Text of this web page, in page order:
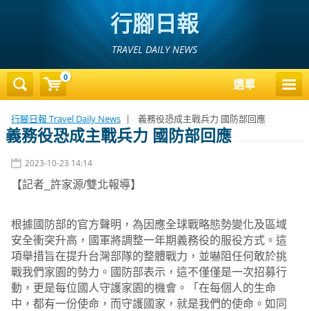
行腳日報
TRAVEL DAILY NEWS
選單
行腳日報 Travel Daily News | 義務役恐成主戰兵力 國防部回應
義務役恐成主戰兵力 國防部回應
2023-10-23 14:14
【記者_許家源/雙北報導】
根據國防部的官方聲明，為因應全球戰略態勢變化及區域
安全衝突升高，國軍將調整一年期義務役的服役方式。這
項舉措旨在提升台灣部隊的整體戰力，並嚇阻任何敢於挑
戰我們家園的勢力。國防部表示，這不僅僅是一次招募行
動，更是每位國人守護家園的機會。「在每個人的生命
中，都有一份使命，而守護國家，就是我們的使命。如同
0